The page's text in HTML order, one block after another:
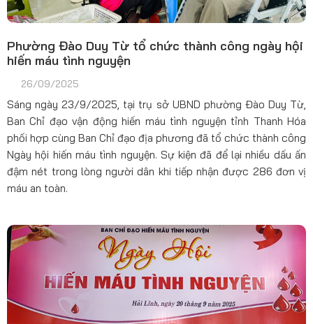
Phường Đào Duy Từ tổ chức thành công ngày hội
hiến máu tình nguyện
26/09/2025
Sáng ngày 23/9/2025, tại trụ sở UBND phường Đào Duy Từ,
Ban Chỉ đạo vận động hiến máu tình nguyện tỉnh Thanh Hóa
phối hợp cùng Ban Chỉ đạo địa phương đã tổ chức thành công
Ngày hội hiến máu tình nguyện. Sự kiện đã để lại nhiều dấu ấn
đậm nét trong lòng người dân khi tiếp nhận được 286 đơn vị
máu an toàn.